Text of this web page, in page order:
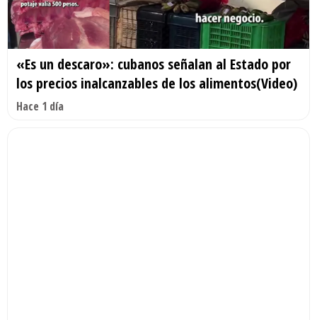
«Es un descaro»: cubanos señalan al Estado por
los precios inalcanzables de los alimentos(Video)
Hace 1 día